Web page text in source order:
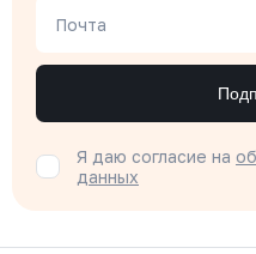
Почта
Я даю согласие на
данных